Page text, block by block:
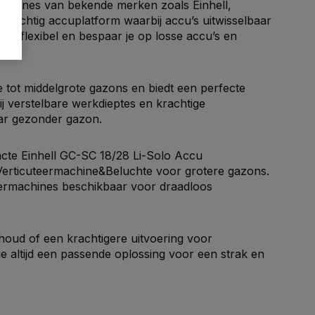
van bekende merken zoals Einhell,
accuplatform waarbij accu’s uitwisselbaar
flexibel en bespaar je op losse accu’s en
middelgrote gazons en biedt een perfecte
verstelbare werkdieptes en krachtige
gezonder gazon.
Einhell GC-SC 18/28 Li-Solo Accu
voor grotere gazons.
beschikbaar voor draadloos
of een krachtigere uitvoering voor
altijd een passende oplossing voor een strak en